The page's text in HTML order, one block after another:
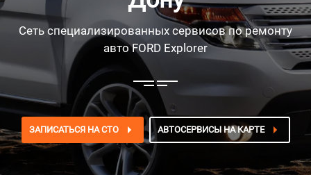
Сеть специализированных сервисов по ремонту
авто FORD Explorer
ЗАПИСАТЬСЯ НА СТО АВТОСЕРВИСЫ НА КАРТЕ